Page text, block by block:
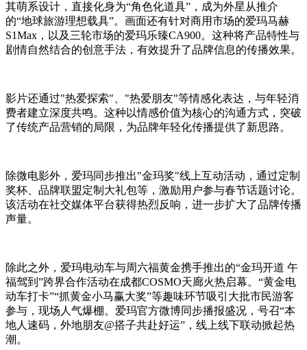
其萌系设计，直接化身为“角色化道具”，成为外星从推介
的“地球旅游理想载具”。画面还有针对商用市场的爱玛马赫
S1Max，以及三轮市场的爱玛乐臻CA900。这种将产品特性与
剧情自然结合的创意手法，有效提升了品牌信息的传播效果。
影片还通过"热爱探索"、"热爱朋友"等情感化表达，与年轻消
费者建立深度共鸣。这种以情感价值为核心的沟通方式，突破
了传统产品营销的局限，为品牌年轻化传播提供了新思路。
除微电影外，爱玛同步推出"金玛奖"线上互动活动，通过定制
奖杯、品牌联盟定制大礼包等，激励用户参与春节话题讨论。
该活动在社交媒体平台获得热烈反响，进一步扩大了品牌传播
声量。
除此之外，爱玛电动车与周六福黄金携手推出的“金玛开道 午
福驾到”跨界合作活动在成都COSMO天廊火热启幕。“黄金电
动车打卡”“抓黄金小马赢大奖”等趣味环节吸引大批市民游客
参与，现场人气爆棚。爱玛官方微博同步播报盛况，号召“本
地人速码，外地朋友@搭子共赴好运”，线上线下联动掀起热
潮。